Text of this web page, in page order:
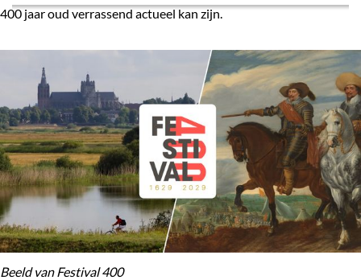
Z
e
n
400 jaar oud verrassend actueel kan zijn.
Beeld van Festival 400